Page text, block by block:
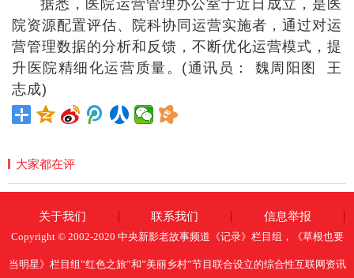
据悉，医院运营管理办公室于近日成立，是医
院资源配置评估、院科协同运营实施者，通过对运
营管理数据的分析和反馈，不断优化运营模式，提
升医院精细化运营质量。(通讯员： 魏周阳图 王
志成)
大家都在评
关于我们 联系我们 信息举报
Copyright © 2002-2020 中央新影老故事频道《记录》栏目组，《草根也要
当明星》栏目组”红色之旅”和”美丽乡村”节目联合设立的综合性互联网资讯